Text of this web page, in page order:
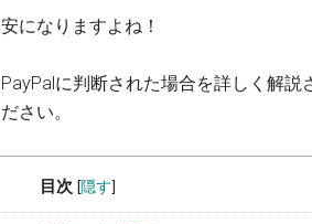
になりますよね！
に判断された場合を詳しく解説
さい。
目次 [隠す]